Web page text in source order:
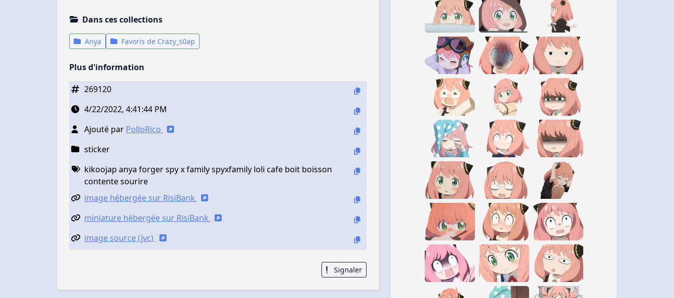
Dans ces collections
Anya Favoris de Crazy_s0ap
Plus d'information
269120
4/22/2022, 4:41:44 PM
Ajouté par PolloRico
sticker
kikoojap anya forger spy x family spyxfamily loli cafe boit boisson
contente sourire
image hébergée sur RisiBank
miniature hébergée sur RisiBank
image source (jvc)
Signaler